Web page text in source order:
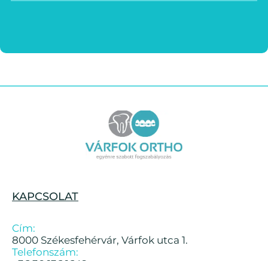
KAPCSOLAT
Cím:
8000 Székesfehérvár, Várfok utca 1.
Telefonszám: